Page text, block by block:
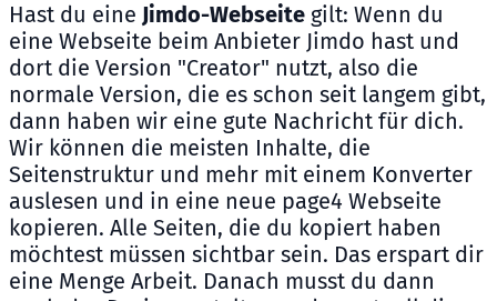
Hast du eine Jimdo-Webseite gilt: Wenn du
eine Webseite beim Anbieter Jimdo hast und
dort die Version "Creator" nutzt, also die
normale Version, die es schon seit langem gibt,
dann haben wir eine gute Nachricht für dich.
Wir können die meisten Inhalte, die
Seitenstruktur und mehr mit einem Konverter
auslesen und in eine neue page4 Webseite
kopieren. Alle Seiten, die du kopiert haben
möchtest müssen sichtbar sein. Das erspart dir
eine Menge Arbeit. Danach musst du dann